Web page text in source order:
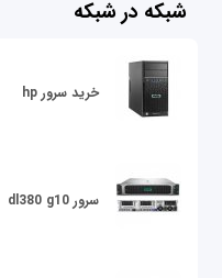
شبکه در شبکه
خرید سرور hp
سرور dl380 g10